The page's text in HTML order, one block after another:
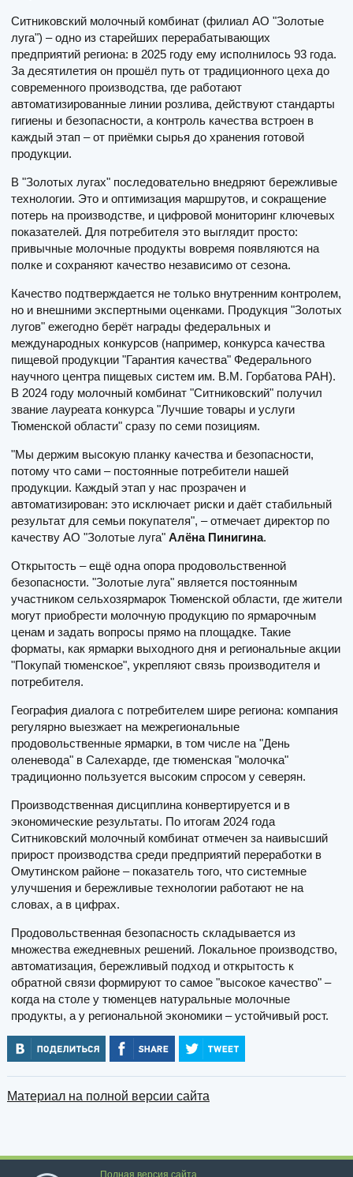
Ситниковский молочный комбинат (филиал АО "Золотые
луга") – одно из старейших перерабатывающих
предприятий региона: в 2025 году ему исполнилось 93 года.
За десятилетия он прошёл путь от традиционного цеха до
современного производства, где работают
автоматизированные линии розлива, действуют стандарты
гигиены и безопасности, а контроль качества встроен в
каждый этап – от приёмки сырья до хранения готовой
продукции.
В "Золотых лугах" последовательно внедряют бережливые
технологии. Это и оптимизация маршрутов, и сокращение
потерь на производстве, и цифровой мониторинг ключевых
показателей. Для потребителя это выглядит просто:
привычные молочные продукты вовремя появляются на
полке и сохраняют качество независимо от сезона.
Качество подтверждается не только внутренним контролем,
но и внешними экспертными оценками. Продукция "Золотых
лугов" ежегодно берёт награды федеральных и
международных конкурсов (например, конкурса качества
пищевой продукции "Гарантия качества" Федерального
научного центра пищевых систем им. В.М. Горбатова РАН).
В 2024 году молочный комбинат "Ситниковский" получил
звание лауреата конкурса "Лучшие товары и услуги
Тюменской области" сразу по семи позициям.
"Мы держим высокую планку качества и безопасности,
потому что сами – постоянные потребители нашей
продукции. Каждый этап у нас прозрачен и
автоматизирован: это исключает риски и даёт стабильный
результат для семьи покупателя", – отмечает директор по
качеству АО "Золотые луга" Алёна Пинигина.
Открытость – ещё одна опора продовольственной
безопасности. "Золотые луга" является постоянным
участником сельхозярмарок Тюменской области, где жители
могут приобрести молочную продукцию по ярмарочным
ценам и задать вопросы прямо на площадке. Такие
форматы, как ярмарки выходного дня и региональные акции
"Покупай тюменское", укрепляют связь производителя и
потребителя.
География диалога с потребителем шире региона: компания
регулярно выезжает на межрегиональные
продовольственные ярмарки, в том числе на "День
оленевода" в Салехарде, где тюменская "молочка"
традиционно пользуется высоким спросом у северян.
Производственная дисциплина конвертируется и в
экономические результаты. По итогам 2024 года
Ситниковский молочный комбинат отмечен за наивысший
прирост производства среди предприятий переработки в
Омутинском районе – показатель того, что системные
улучшения и бережливые технологии работают не на
словах, а в цифрах.
Продовольственная безопасность складывается из
множества ежедневных решений. Локальное производство,
автоматизация, бережливый подход и открытость к
обратной связи формируют то самое "высокое качество" –
когда на столе у тюменцев натуральные молочные
продукты, а у региональной экономики – устойчивый рост.
Материал на полной версии сайта
Полная версия сайта